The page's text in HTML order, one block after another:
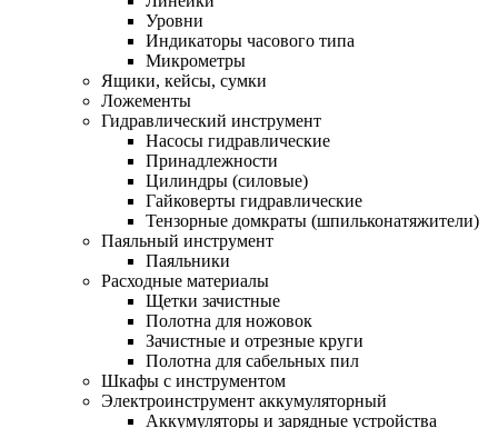
Уровни
Индикаторы часового типа
Микрометры
Ящики, кейсы, сумки
Ложементы
Гидравлический инструмент
Насосы гидравлические
Принадлежности
Цилиндры (силовые)
Гайковерты гидравлические
Тензорные домкраты (шпильконатяжители)
Паяльный инструмент
Паяльники
Расходные материалы
Щетки зачистные
Полотна для ножовок
Зачистные и отрезные круги
Полотна для сабельных пил
Шкафы с инструментом
Электроинструмент аккумуляторный
Аккумуляторы и зарядные устройства